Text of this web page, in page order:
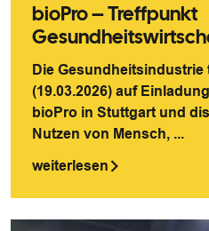
bioPro – Treffpunkt
Die
(19.03.2026) auf
bioPro in Stuttgart und
Nutzen von Mensch, ...
weiterlesen